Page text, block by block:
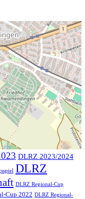
2018 Barrage 2019
DLRZ
DLRZ 2020/2021
DLRZ 2023/2024
DLRZ
DLRZ Regional-Cup
Cup 2022 DLRZ Regional-